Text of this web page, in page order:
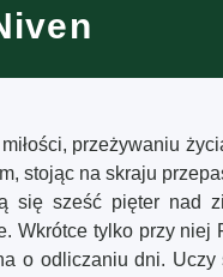
przeżywaniu
stojąc na skraju
się sześć pięter nad
Wkrótce tylko przy niej
o odliczaniu dni. Uczy